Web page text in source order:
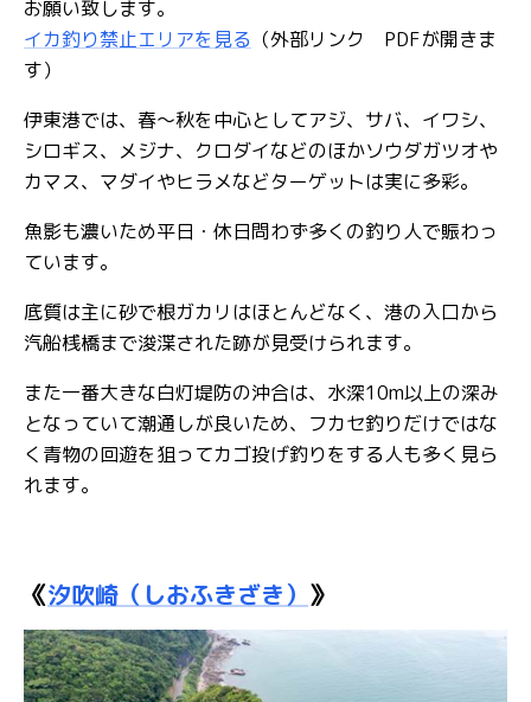
お願い致します。
イカ釣り禁止エリアを見る （外部リンク PDFが開きま
す）
伊東港では、春～秋を中心としてアジ、サバ、イワシ、
シロギス、メジナ、クロダイなどのほかソウダガツオや
カマス、マダイやヒラメなどターゲットは実に多彩。
魚影も濃いため平日・休日問わず多くの釣り人で賑わっ
ています。
底質は主に砂で根ガカリはほとんどなく、港の入口から
汽船桟橋まで浚渫された跡が見受けられます。
また一番大きな白灯堤防の沖合は、水深10m以上の深み
となっていて潮通しが良いため、フカセ釣りだけではな
く青物の回遊を狙ってカゴ投げ釣りをする人も多く見ら
れます。
《汐吹崎（しおふきざき） 》